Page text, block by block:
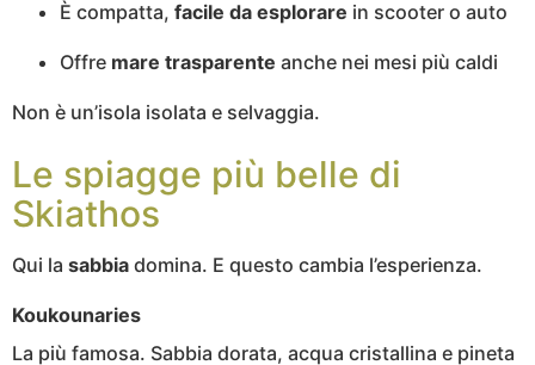
È compatta, facile da esplorare in scooter o auto
Offre mare trasparente anche nei mesi più caldi
Non è un’isola isolata e selvaggia.
Le spiagge più belle di
Skiathos
Qui la sabbia domina. E questo cambia l’esperienza.
Koukounaries
La più famosa. Sabbia dorata, acqua cristallina e pineta